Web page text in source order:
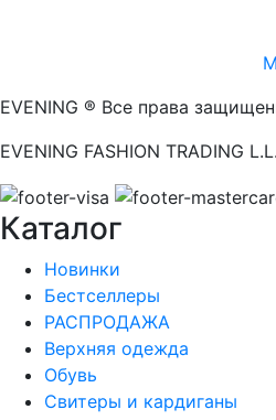
EVENING ® Все права
EVENING FASHION TRADING
Каталог
Новинки
Бестселлеры
РАСПРОДАЖА
Верхняя одежда
Обувь
Свитеры и кардиганы